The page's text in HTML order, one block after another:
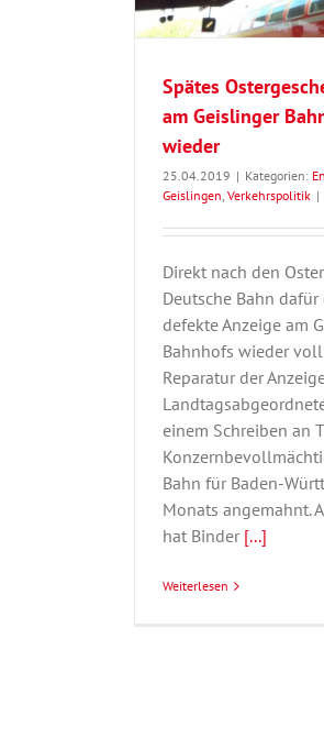
Spätes
am Geislinger
wieder
25.04.2019 | Kategorien:
Geislingen, Verkehrspolitik |
Direkt nach den
Deutsche Bahn
defekte Anzeige am
Bahnhofs wieder
Reparatur der
einem Schreiben an
Bahn für Baden-
Monats angemahnt.
hat Binder [...]
Weiterlesen